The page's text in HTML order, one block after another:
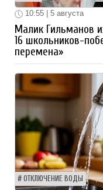
10:55 | 5 августа
Малик Гильманов
16 школьников-
перемена»
ОТКЛЮЧЕНИЕ ВОДЫ